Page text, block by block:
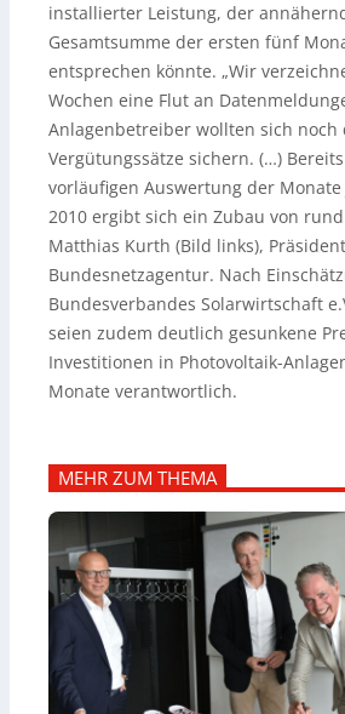
installierter Leistung, der
Gesamtsumme der ersten fünf
entsprechen könnte. „Wir
Wochen eine Flut an
Anlagenbetreiber wollten sich noch
Vergütungssätze sichern. (…)
vorläufigen Auswertung der Monate
2010 ergibt sich ein Zubau von rund
Matthias Kurth (Bild links),
Bundesnetzagentur. Nach
Bundesverbandes Solarwirtschaft
seien zudem deutlich gesunkene
Investitionen in Photovoltaik-
Monate verantwortlich.
MEHR ZUM THEMA